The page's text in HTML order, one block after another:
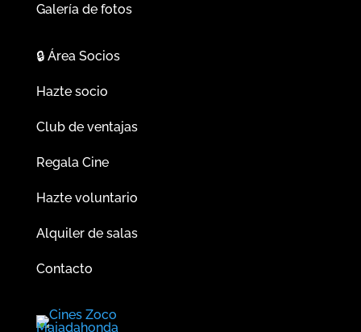
Galería de fotos
🔒Área Socios
Hazte socio
Club de ventajas
Regala Cine
Hazte voluntario
Alquiler de salas
Contacto